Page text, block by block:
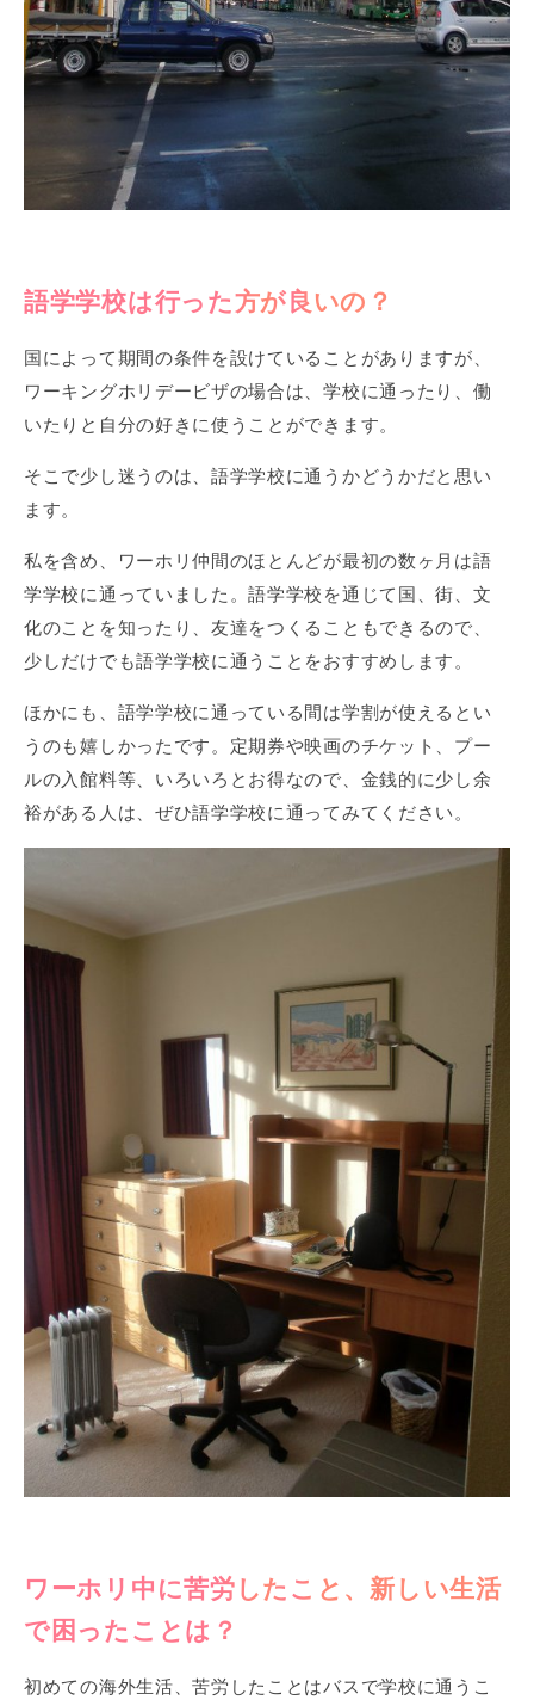
語学学校は行った方が良いの？
国によって期間の条件を設けていることがありますが、
ワーキングホリデービザの場合は、学校に通ったり、働
いたりと自分の好きに使うことができます。
そこで少し迷うのは、語学学校に通うかどうかだと思い
ます。
私を含め、ワーホリ仲間のほとんどが最初の数ヶ月は語
学学校に通っていました。語学学校を通じて国、街、文
化のことを知ったり、友達をつくることもできるので、
少しだけでも語学学校に通うことをおすすめします。
ほかにも、語学学校に通っている間は学割が使えるとい
うのも嬉しかったです。定期券や映画のチケット、プー
ルの入館料等、いろいろとお得なので、金銭的に少し余
裕がある人は、ぜひ語学学校に通ってみてください。
ワーホリ中に苦労したこと、新しい生活
で困ったことは？
初めての海外生活、苦労したことはバスで学校に通うこ